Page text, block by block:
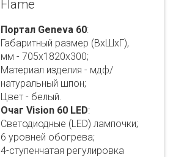
Flame
Портал Geneva 60:
Габаритный размер (ВхШхГ),
мм - 705х1820х300;
Материал изделия - мдф/
натуральный шпон;
Цвет - белый.
Очаг Vision 60 LED:
Светодиодные (LED) лампочки;
6 уровней обогрева;
4-ступенчатая регулировка